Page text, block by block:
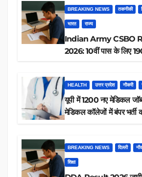
BREAKING NEWS तकनीकी
भारत राज्य
Indian Army CSBO
2026: 10वीं पास के लिए
HEALTH उत्तर प्रदेश नौकरी
यूपी में 1200 नए मेडिकल
मेडिकल कॉलेजों में बंपर भर्ती
BREAKING NEWS दिल्ली
शिक्षा